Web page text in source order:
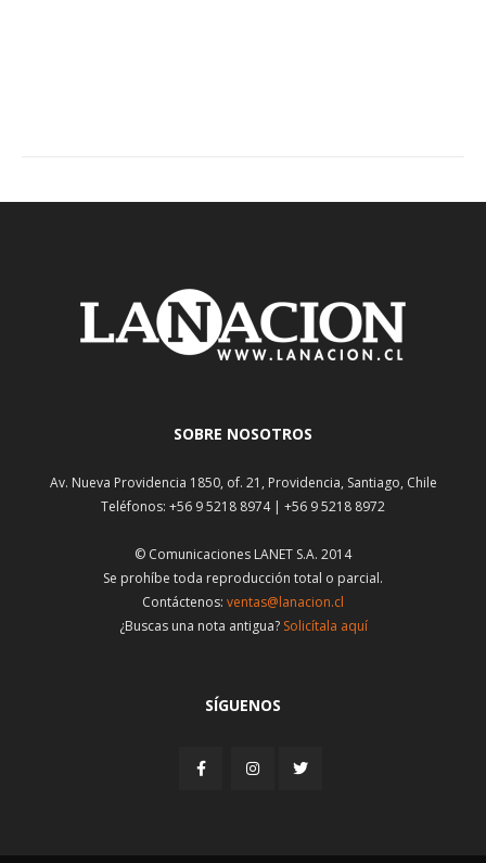
SOBRE NOSOTROS
Av. Nueva Providencia 1850, of. 21, Providencia, Santiago, Chile
Teléfonos: +56 9 5218 8974 | +56 9 5218 8972
© Comunicaciones LANET S.A. 2014
Se prohíbe toda reproducción total o parcial.
Contáctenos: ventas@lanacion.cl
¿Buscas una nota antigua? Solicítala aquí
SÍGUENOS